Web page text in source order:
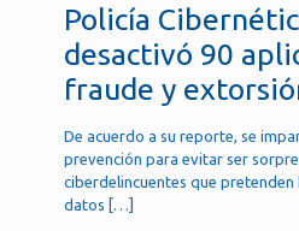
Policía
desactivó 90
fraude y
De acuerdo a su reporte, se
prevención para evitar ser
ciberdelincuentes que pretenden
datos […]